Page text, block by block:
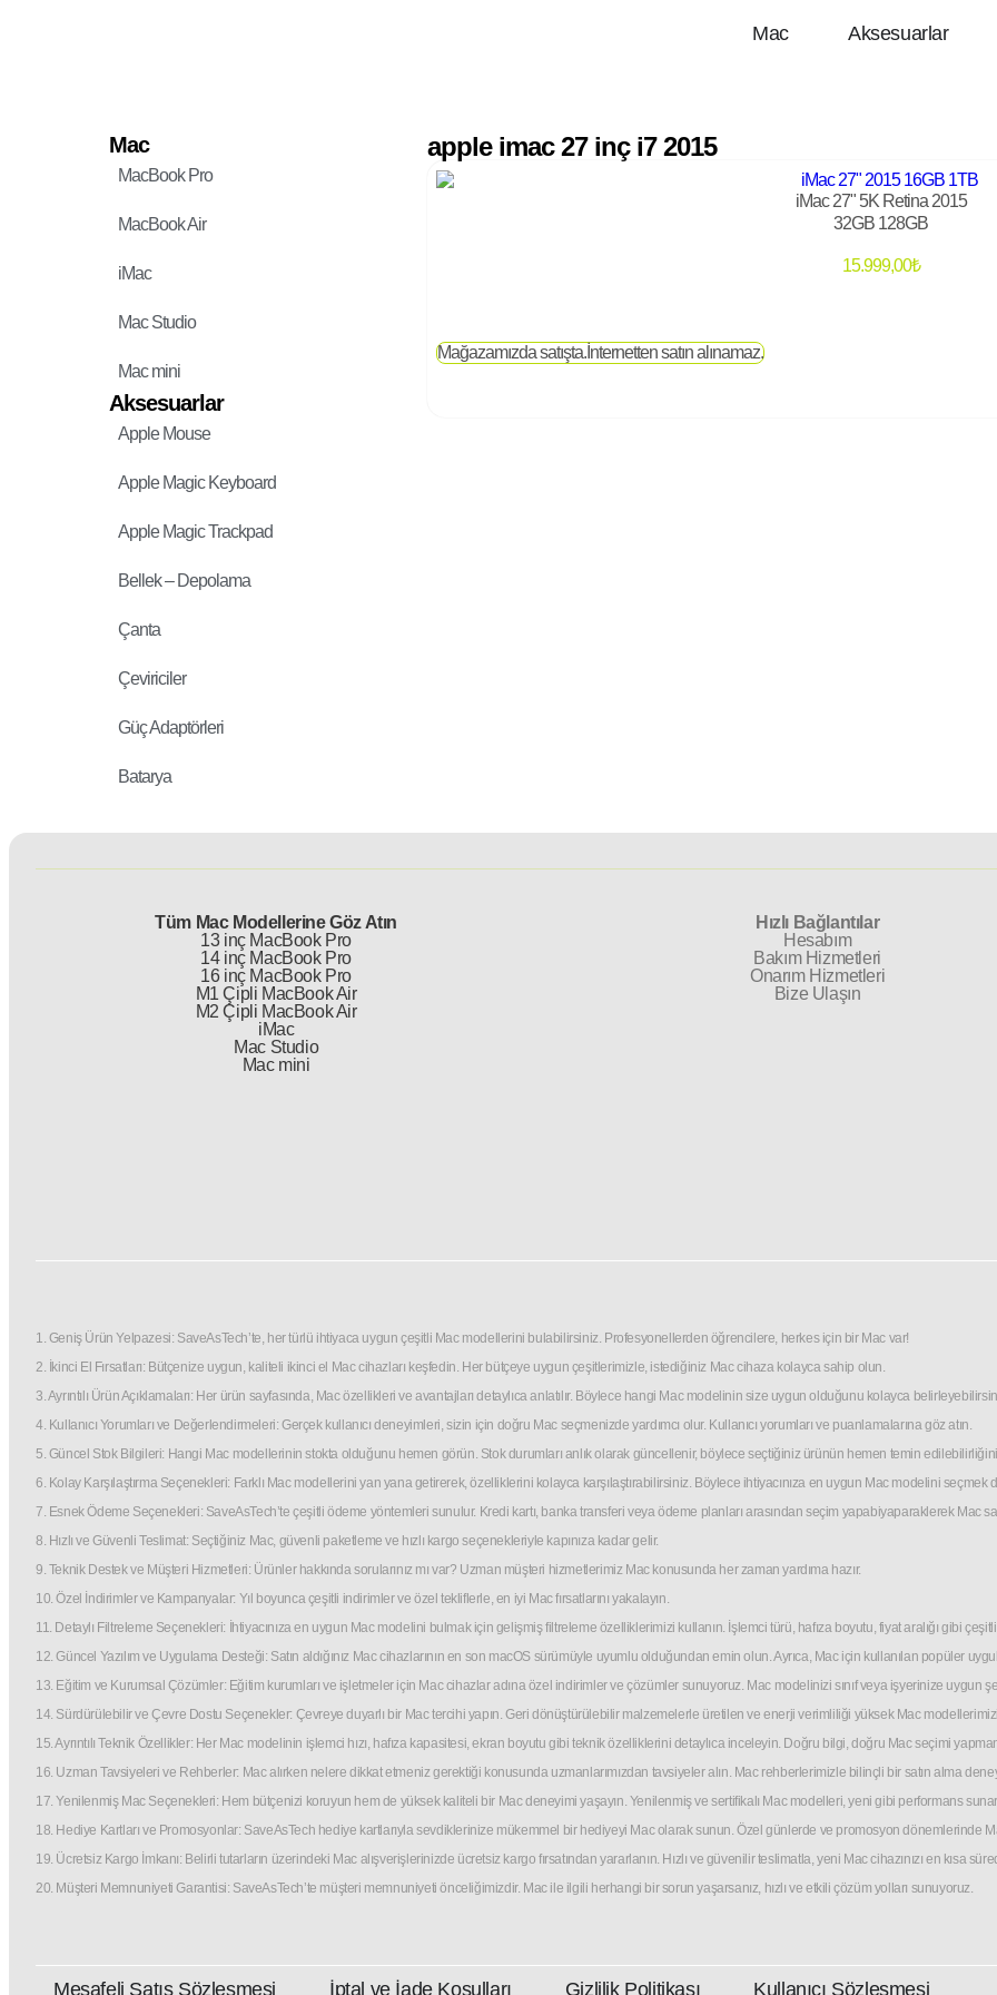
Mac Aksesuarlar
Mac
MacBook Pro
MacBook Air
iMac
Mac Studio
Mac mini
Aksesuarlar
Apple Mouse
Apple Magic Keyboard
Apple Magic Trackpad
Bellek – Depolama
Çanta
Çeviriciler
Güç Adaptörleri
Batarya
apple imac 27 inç i7 2015
iMac 27" 5K Retina 2015
32GB 128GB
15.999,00₺
Mağazamızda satışta.İnternetten satın alınamaz.
Tüm Mac Modellerine Göz Atın
13 inç MacBook Pro
14 inç MacBook Pro
16 inç MacBook Pro
M1 Çipli MacBook Air
M2 Çipli MacBook Air
iMac
Mac Studio
Mac mini
Hızlı Bağlantılar
Hesabım
Bakım Hizmetleri
Onarım Hizmetleri
Bize Ulaşın
1. Geniş Ürün Yelpazesi: SaveAsTech’te, her türlü ihtiyaca uygun çeşitli Mac modellerini bulabilirsiniz. Profesyonellerden öğrencilere, herkes için bir Mac var!
2. İkinci El Fırsatları: Bütçenize uygun, kaliteli ikinci el Mac cihazları keşfedin. Her bütçeye uygun çeşitlerimizle, istediğiniz Mac cihaza kolayca sahip olun.
3. Ayrıntılı Ürün Açıklamaları: Her ürün sayfasında, Mac özellikleri ve avantajları detaylıca anlatılır. Böylece hangi Mac modelinin size uygun olduğunu kolayca
4. Kullanıcı Yorumları ve Değerlendirmeleri: Gerçek kullanıcı deneyimleri, sizin için doğru Mac seçmenizde yardımcı olur. Kullanıcı yorumları ve puanlamalarına göz atın.
5. Güncel Stok Bilgileri: Hangi Mac modellerinin stokta olduğunu hemen görün. Stok durumları anlık olarak güncellenir, böylece seçtiğiniz ürünün hemen temin
6. Kolay Karşılaştırma Seçenekleri: Farklı Mac modellerini yan yana getirerek, özelliklerini kolayca karşılaştırabilirsiniz. Böylece ihtiyacınıza en uygun Mac modelini seçmek
7. Esnek Ödeme Seçenekleri: SaveAsTech’te çeşitli ödeme yöntemleri sunulur. Kredi kartı, banka transferi veya ödeme planları arasından seçim yapabiyaparaklerek Mac
8. Hızlı ve Güvenli Teslimat: Seçtiğiniz Mac, güvenli paketleme ve hızlı kargo seçenekleriyle kapınıza kadar gelir.
9. Teknik Destek ve Müşteri Hizmetleri: Ürünler hakkında sorularınız mı var? Uzman müşteri hizmetlerimiz Mac konusunda her zaman yardıma hazır.
10. Özel İndirimler ve Kampanyalar: Yıl boyunca çeşitli indirimler ve özel tekliflerle, en iyi Mac fırsatlarını yakalayın.
11. Detaylı Filtreleme Seçenekleri: İhtiyacınıza en uygun Mac modelini bulmak için gelişmiş filtreleme özelliklerimizi kullanın. İşlemci türü, hafıza boyutu, fiyat aralığı gibi
12. Güncel Yazılım ve Uygulama Desteği: Satın aldığınız Mac cihazlarının en son macOS sürümüyle uyumlu olduğundan emin olun. Ayrıca, Mac için kullanılan popüler
13. Eğitim ve Kurumsal Çözümler: Eğitim kurumları ve işletmeler için Mac cihazlar adına özel indirimler ve çözümler sunuyoruz. Mac modelinizi sınıf veya işyerinize uygun
14. Sürdürülebilir ve Çevre Dostu Seçenekler: Çevreye duyarlı bir Mac tercihi yapın. Geri dönüştürülebilir malzemelerle üretilen ve enerji verimliliği yüksek Mac
15. Ayrıntılı Teknik Özellikler: Her Mac modelinin işlemci hızı, hafıza kapasitesi, ekran boyutu gibi teknik özelliklerini detaylıca inceleyin. Doğru bilgi, doğru Mac seçimi
16. Uzman Tavsiyeleri ve Rehberler: Mac alırken nelere dikkat etmeniz gerektiği konusunda uzmanlarımızdan tavsiyeler alın. Mac rehberlerimizle bilinçli bir satın alma
17. Yenilenmiş Mac Seçenekleri: Hem bütçenizi koruyun hem de yüksek kaliteli bir Mac deneyimi yaşayın. Yenilenmiş ve sertifikalı Mac modelleri, yeni gibi performans
18. Hediye Kartları ve Promosyonlar: SaveAsTech hediye kartlarıyla sevdiklerinize mükemmel bir hediyeyi Mac olarak sunun. Özel günlerde ve promosyon dönemlerinde
19. Ücretsiz Kargo İmkanı: Belirli tutarların üzerindeki Mac alışverişlerinizde ücretsiz kargo fırsatından yararlanın. Hızlı ve güvenilir teslimatla, yeni Mac cihazınızı en kısa
20. Müşteri Memnuniyeti Garantisi: SaveAsTech’te müşteri memnuniyeti önceliğimizdir. Mac ile ilgili herhangi bir sorun yaşarsanız, hızlı ve etkili çözüm yolları sunuyoruz.
Mesafeli Satış Sözleşmesi İptal ve İade Koşulları Gizlilik Politikası Kullanıcı Sözleşmesi